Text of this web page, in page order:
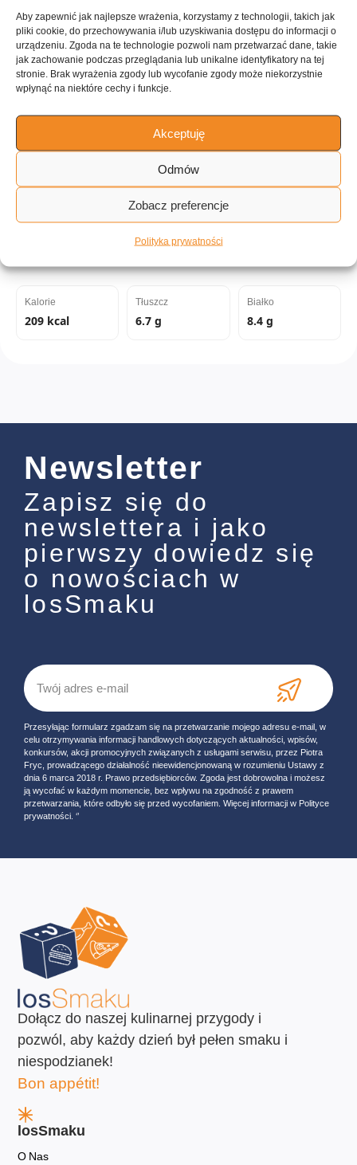
Aby zapewnić jak najlepsze wrażenia, korzystamy z technologii, takich jak
pliki cookie, do przechowywania i/lub uzyskiwania dostępu do informacji o
urządzeniu. Zgoda na te technologie pozwoli nam przetwarzać dane, takie
jak zachowanie podczas przeglądania lub unikalne identyfikatory na tej
stronie. Brak wyrażenia zgody lub wycofanie zgody może niekorzystnie
wpłynąć na niektóre cechy i funkcje.
Akceptuję
Odmów
Zobacz preferencje
Polityka prywatności
ILOŚĆ PORCJI
10 porcji
Fasola Warzywa Południowo-zachodnie USA
Niski cholesterol Zdrowe Impreza Pikantne
do 15 minut Bez gotowania Lodówka Łatwe
Kalorie
209 kcal
Tłuszcz
6.7 g
Białko
8.4 g
Newsletter
Zapisz się do
newslettera i jako
pierwszy dowiedz się
o nowościach w
losSmaku
Przesyłając formularz zgadzam się na przetwarzanie mojego adresu e-mail, w
celu otrzymywania informacji handlowych dotyczących aktualności, wpisów,
konkursów, akcji promocyjnych związanych z usługami serwisu, przez Piotra
Fryc, prowadzącego działalność nieewidencjonowaną w rozumieniu Ustawy z
dnia 6 marca 2018 r. Prawo przedsiębiorców. Zgoda jest dobrowolna i możesz
ją wycofać w każdym momencie, bez wpływu na zgodność z prawem
przetwarzania, które odbyło się przed wycofaniem. Więcej informacji w Polityce
prywatności. ‘’
Dołącz do naszej kulinarnej przygody i
pozwól, aby każdy dzień był pełen smaku i
niespodzianek!
Bon appétit!
losSmaku
O Nas